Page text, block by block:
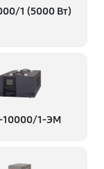
1 (5000 Вт)
1-ЭМ